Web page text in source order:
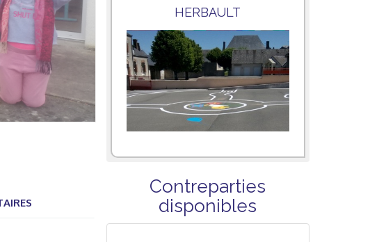
HERBAULT
Contreparties
disponibles